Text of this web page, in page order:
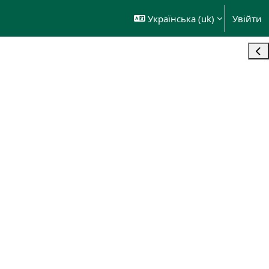
Українська ‎(uk)‎ Увійти